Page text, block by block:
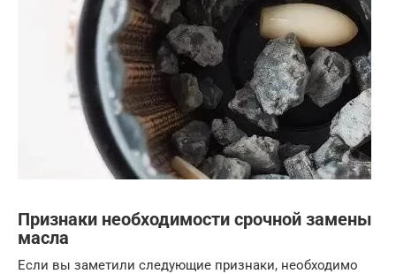
Признаки необходимости срочной замены
масла
Если вы заметили следующие признаки, необходимо